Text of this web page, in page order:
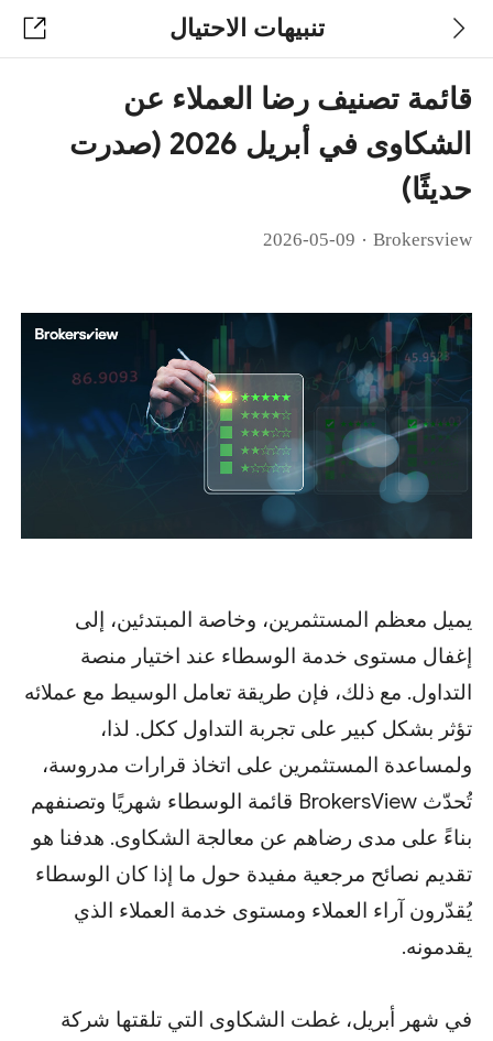
تنبيهات الاحتيال
قائمة تصنيف رضا العملاء عن
الشكاوى في أبريل 2026 (صدرت
حديثًا)
Brokersview
·
2026-05-09
يميل معظم المستثمرين، وخاصة المبتدئين، إلى
إغفال مستوى خدمة الوسطاء عند اختيار منصة
التداول. مع ذلك، فإن طريقة تعامل الوسيط مع عملائه
تؤثر بشكل كبير على تجربة التداول ككل. لذا،
ولمساعدة المستثمرين على اتخاذ قرارات مدروسة،
تُحدّث BrokersView قائمة الوسطاء شهريًا وتصنفهم
بناءً على مدى رضاهم عن معالجة الشكاوى. هدفنا هو
تقديم نصائح مرجعية مفيدة حول ما إذا كان الوسطاء
يُقدّرون آراء العملاء ومستوى خدمة العملاء الذي
يقدمونه.
في شهر أبريل، غطت الشكاوى التي تلقتها شركة